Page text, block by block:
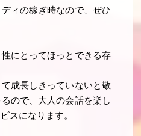
ィの稼ぎ時なので、ぜひ
にとってほっとできる存
成長しきっていないと敬
ので、大人の会話を楽し
スになります。